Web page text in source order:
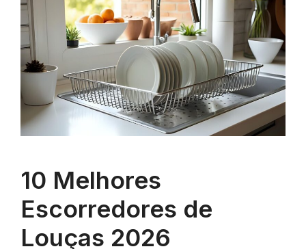
10 Melhores
Escorredores de
Louças 2026